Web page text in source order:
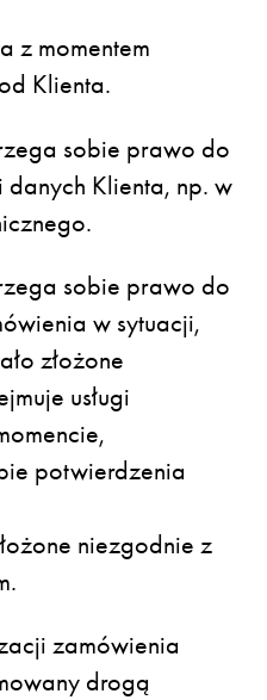
z momentem
Klienta.
sobie prawo do
Klienta, np. w
sobie prawo do
w sytuacji,
złożone
usługi
potwierdzenia
niezgodnie z
zamówienia
drogą